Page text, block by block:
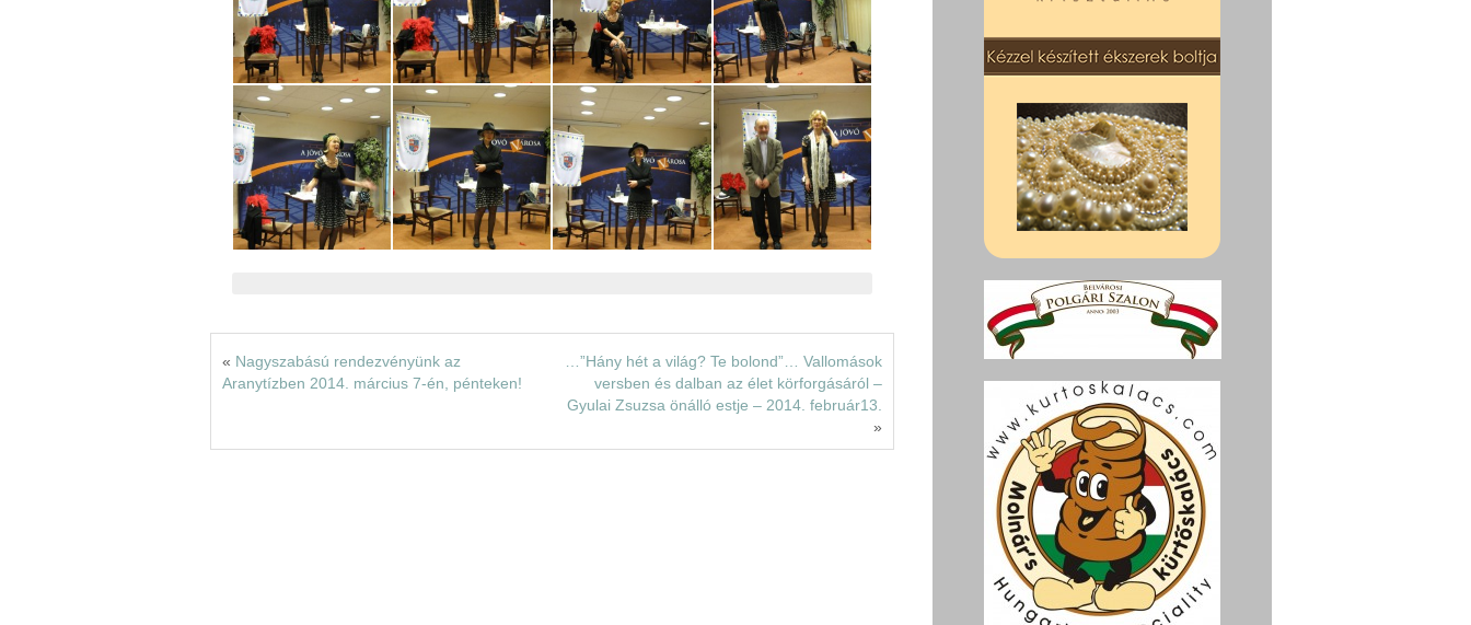
« Nagyszabású rendezvényünk az
Aranytízben 2014. március 7-én, pénteken!
…”Hány hét a világ? Te bolond”… Vallomások
versben és dalban az élet körforgásáról –
Gyulai Zsuzsa önálló estje – 2014. február13.
»